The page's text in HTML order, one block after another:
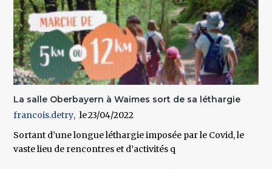
La salle Oberbayern à Waimes sort de sa léthargie
francois.detry
23/04/2022
Sortant d’une longue léthargie imposée par le Covid, le
vaste lieu de rencontres et d’activités q